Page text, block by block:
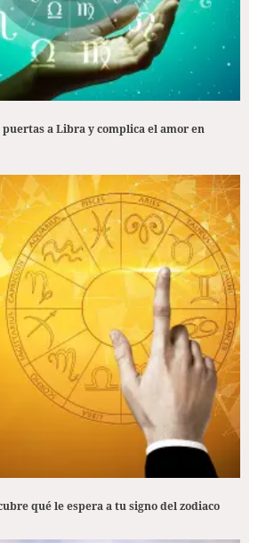
a Libra y complica el amor en
qué le espera a tu signo del zodiaco